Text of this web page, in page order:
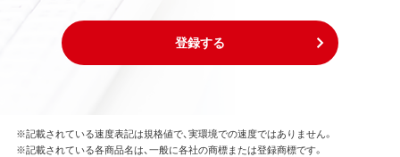
登録する
※記載されている速度表記は規格値で、実環境での速度ではありません。
※記載されている各商品名は、一般に各社の商標または登録商標です。